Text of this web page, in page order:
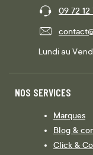
09 72 12
Lundi au
NOS SERVICES
Marques
Blog &
Click &